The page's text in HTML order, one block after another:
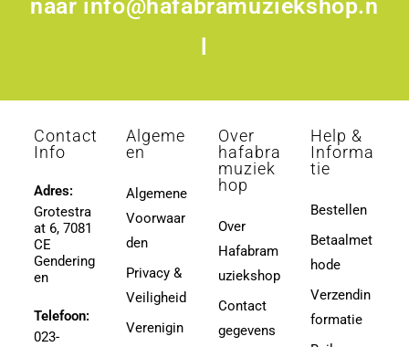
naar info@hafabramuziekshop.n
Contact
Info
Adres:
Grotestra
at 6, 7081
CE
Gendering
en
Telefoon:
023-
Algeme
en
Algemene
Voorwaar
den
Privacy &
Veiligheid
Verenigin
Over
hafabra
muziek
hop
Over
Hafabram
uziekshop
Contact
gegevens
Help &
Informa
tie
Bestellen
Betaalmet
hode
Verzendin
formatie